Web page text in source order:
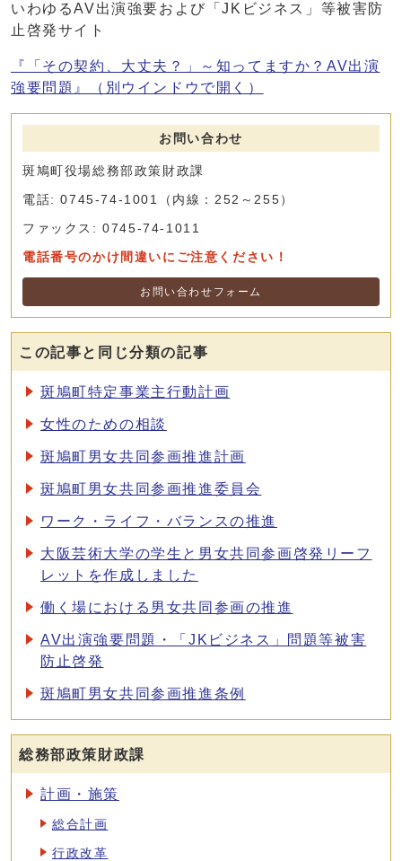
いわゆるAV出演強要および「JKビジネス」等被害防
止啓発サイト
『「その契約、大丈夫？」～知ってますか？AV出演
強要問題』
（別ウインドウで開く）
お問い合わせ
斑鳩町役場総務部政策財政課
電話: 0745-74-1001（内線：252～255）
ファックス: 0745-74-1011
電話番号のかけ間違いにご注意ください！
お問い合わせフォーム
この記事と同じ分類の記事
斑鳩町特定事業主行動計画
女性のための相談
斑鳩町男女共同参画推進計画
斑鳩町男女共同参画推進委員会
ワーク・ライフ・バランスの推進
大阪芸術大学の学生と男女共同参画啓発リーフ
レットを作成しました
働く場における男女共同参画の推進
AV出演強要問題・「JKビジネス」問題等被害
防止啓発
斑鳩町男女共同参画推進条例
総務部政策財政課
計画・施策
総合計画
行政改革